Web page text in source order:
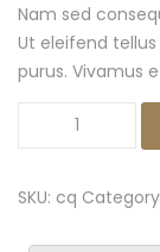
Nam sed
Ut eleifend
purus. Vivamus
SKU: cq